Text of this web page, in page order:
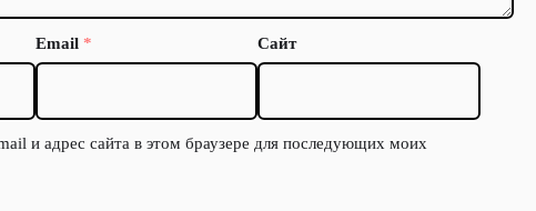
Email * Сайт
и адрес сайта в этом браузере для последующих моих